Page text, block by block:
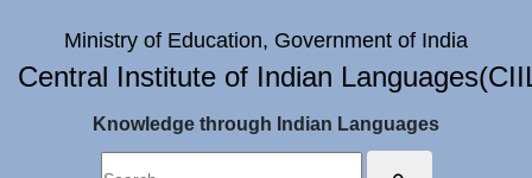
Ministry of Education, Government of India
Central Institute of Indian
Knowledge through Indian Languages